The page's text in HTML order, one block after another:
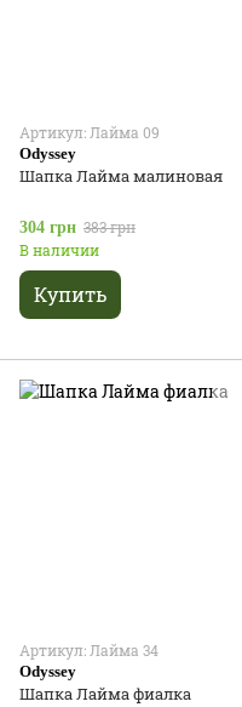
Артикул: Лайма 09
Odyssey
Шапка Лайма малиновая
304 грн 383 грн
В наличии
Купить
Артикул: Лайма 34
Odyssey
Шапка Лайма фиалка